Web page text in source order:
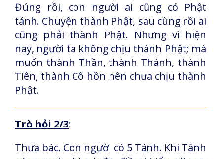
Đúng rồi, con người ai cũng có Phật
tánh. Chuyện thành Phật, sau cùng rồi ai
cũng phải thành Phật. Nhưng vì hiện
nay, người ta không chịu thành Phật; mà
muốn thành Thần, thành Thánh, thành
Tiên, thành Cô hồn nên chưa chịu thành
Phật.
Trò hỏi 2/3:
Thưa bác. Con người có 5 Tánh. Khi Tánh